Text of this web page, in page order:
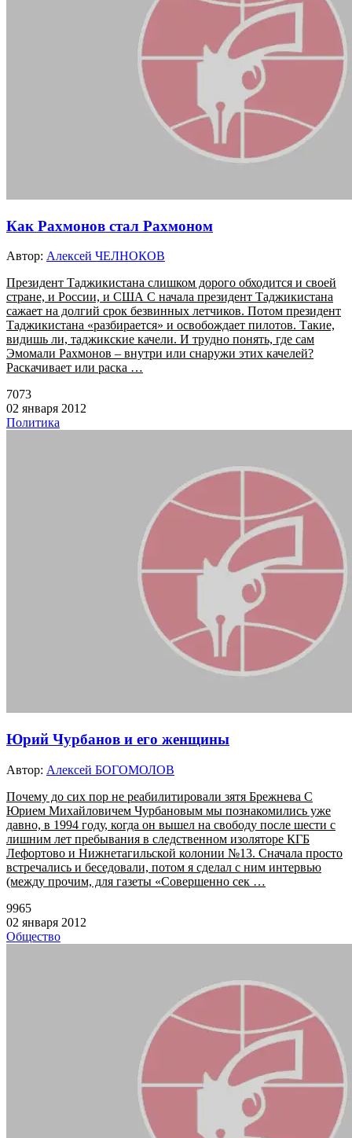
Как Рахмонов стал Рахмоном
Автор: Алексей ЧЕЛНОКОВ
Президент Таджикистана слишком дорого обходится и своей
стране, и России, и США С начала президент Таджикистана
сажает на долгий срок безвинных летчиков. Потом президент
Таджикистана «разбирается» и освобождает пилотов. Такие,
видишь ли, таджикские качели. И трудно понять, где сам
Эмомали Рахмонов – внутри или снаружи этих качелей?
Раскачивает или раска …
7073
02 января 2012
Политика
Юрий Чурбанов и его женщины
Автор: Алексей БОГОМОЛОВ
Почему до сих пор не реабилитировали зятя Брежнева С
Юрием Михайловичем Чурбановым мы познакомились уже
давно, в 1994 году, когда он вышел на свободу после шести с
лишним лет пребывания в следственном изоляторе КГБ
Лефортово и Нижнетагильской колонии №13. Сначала просто
встречались и беседовали, потом я сделал с ним интервью
(между прочим, для газеты «Совершенно сек …
9965
02 января 2012
Общество